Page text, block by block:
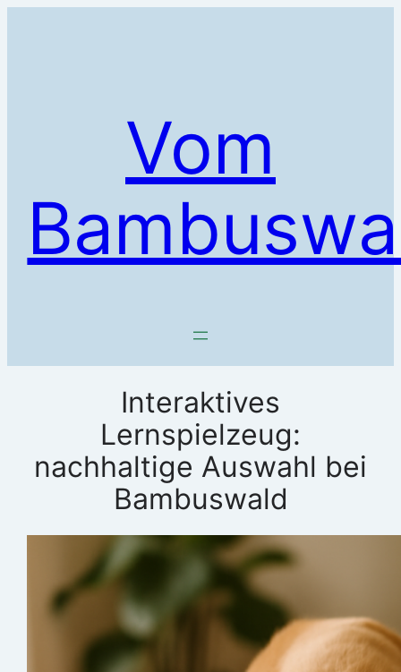
Vom
Interaktives
Lernspielzeug:
nachhaltige Auswahl bei
Bambuswald